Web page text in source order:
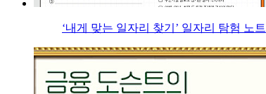
‘내게 맞는 일자리 찾기’ 일자리 탐험 노트